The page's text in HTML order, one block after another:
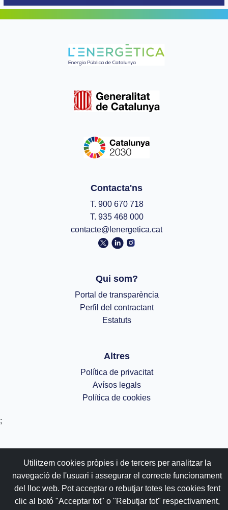
Contacta'ns
T. 900 670 718
T. 935 468 000
contacte@lenergetica.cat
Qui som?
Portal de transparència
Perfil del contractant
Estatuts
Altres
Política de privacitat
Avísos legals
Política de cookies
Utilitzem cookies pròpies i de tercers per analitzar la
navegació de l'usuari i assegurar el correcte funcionament
del lloc web. Pot acceptar o rebutjar totes les cookies fent
clic al botó "Acceptar tot" o "Rebutjar tot" respectivament,
;